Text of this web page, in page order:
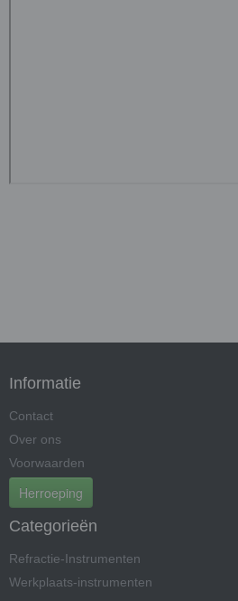
Informatie
Contact
Over ons
Voorwaarden
Herroeping
Categorieën
Refractie-Instrumenten
Werkplaats-instrumenten